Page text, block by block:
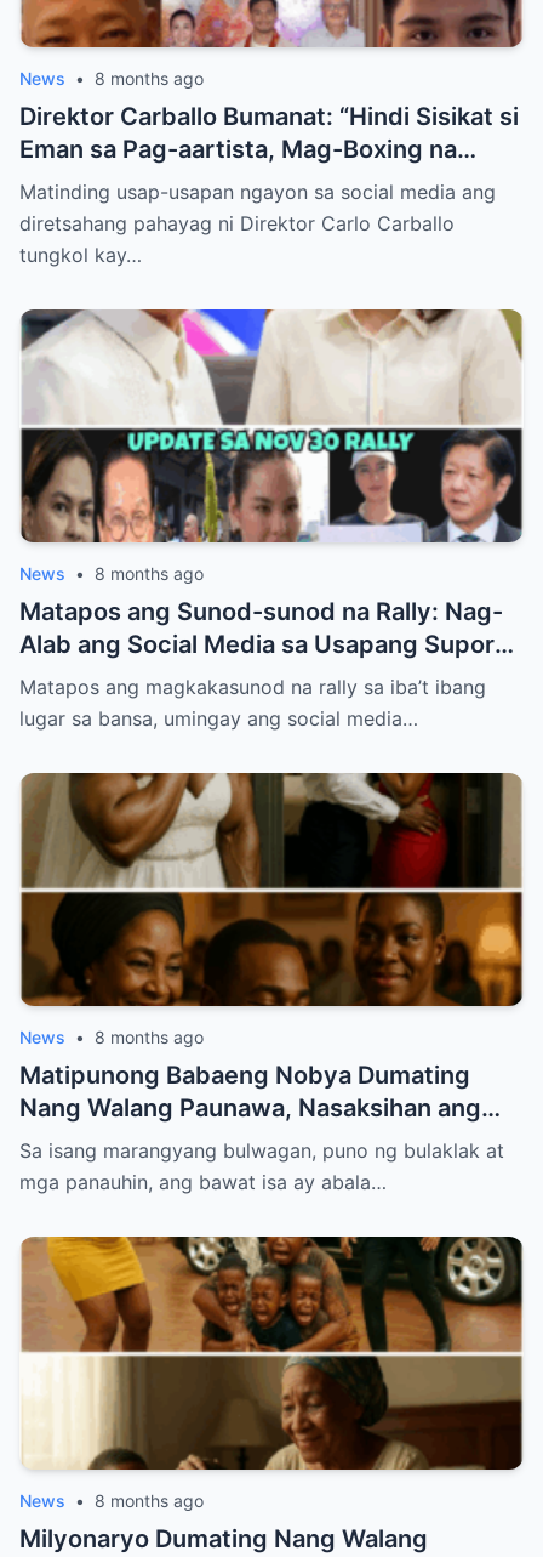
News • 8 months ago
Direktor Carballo Bumanat: “Hindi Sisikat si
Eman sa Pag-aartista, Mag-Boxing na
Lang!”
Matinding usap-usapan ngayon sa social media ang
diretsahang pahayag ni Direktor Carlo Carballo
tungkol kay…
News • 8 months ago
Matapos ang Sunod-sunod na Rally: Nag-
Alab ang Social Media sa Usapang Suporta
kay PBBM at VP Sara
Matapos ang magkakasunod na rally sa iba’t ibang
lugar sa bansa, umingay ang social media…
News • 8 months ago
Matipunong Babaeng Nobya Dumating
Nang Walang Paunawa, Nasaksihan ang
Nakakabagbag-damdaming Pagtataksil ng
Groom sa Araw ng Kasal
Sa isang marangyang bulwagan, puno ng bulaklak at
mga panauhin, ang bawat isa ay abala…
News • 8 months ago
Milyonaryo Dumating Nang Walang